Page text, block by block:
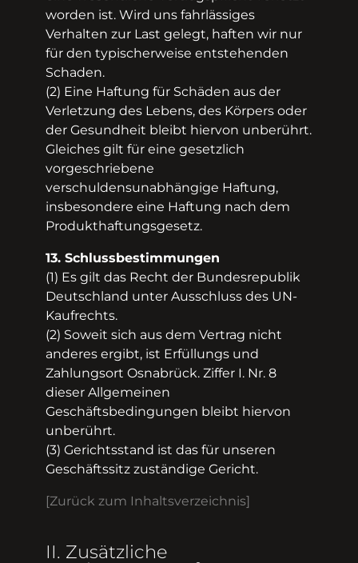
worden ist. Wird uns fahrlässiges
Verhalten zur Last gelegt, haften wir nur
für den typischerweise entstehenden
Schaden.
(2) Eine Haftung für Schäden aus der
Verletzung des Lebens, des Körpers oder
der Gesundheit bleibt hiervon unberührt.
Gleiches gilt für eine gesetzlich
vorgeschriebene
verschuldensunabhängige Haftung,
insbesondere eine Haftung nach dem
Produkthaftungsgesetz.
13. Schlussbestimmungen
(1) Es gilt das Recht der Bundesrepublik
Deutschland unter Ausschluss des UN­-
Kaufrechts.
(2) Soweit sich aus dem Vertrag nicht
anderes ergibt, ist Erfüllungs­ und
Zahlungsort Osnabrück. Ziffer I. Nr. 8
dieser Allgemeinen
Geschäftsbedingungen bleibt hiervon
unberührt.
(3) Gerichtsstand ist das für unseren
Geschäftssitz zuständige Gericht.
[Zurück zum Inhaltsverzeichnis]
II. Zusätzliche